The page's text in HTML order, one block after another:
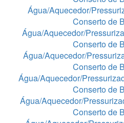
Água/Aquecedor/
Conserto de
Água/Aquecedor/
Conserto de
Água/Aquecedor/
Conserto de
Água/Aquecedor/
Conserto de
Água/Aquecedor/
Conserto de